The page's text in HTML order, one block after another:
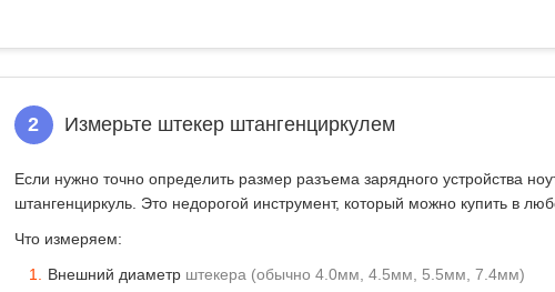
2 Измерьте штекер штангенциркулем
Если нужно точно определить размер разъема зарядного устройства
штангенциркуль. Это недорогой инструмент, который можно купить в
Что измеряем:
Внешний диаметрштекера (обычно 4.0мм, 4.5мм, 5.5мм, 7.4мм)